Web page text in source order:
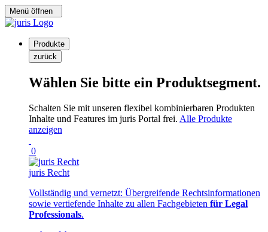
Menü öffnen
Produkte
zurück
Wählen Sie bitte ein Produktsegment.
Schalten Sie mit unseren flexibel kombinierbaren Produkten
Inhalte und Features im juris Portal frei. Alle Produkte
anzeigen
0
juris Recht
Vollständig und vernetzt: Übergreifende Rechtsinformationen
sowie vertiefende Inhalte zu allen Fachgebieten für Legal
Professionals.